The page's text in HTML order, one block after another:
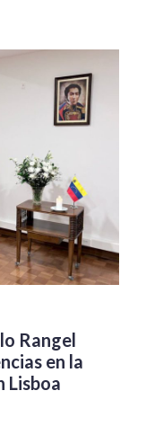
Rangel
en la
Lisboa